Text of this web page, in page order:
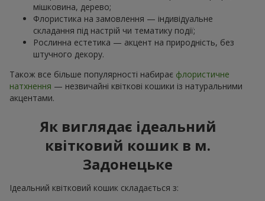
мішковина, дерево;
Флористика на замовлення — індивідуальне
складання під настрій чи тематику події;
Рослинна естетика — акцент на природність, без
штучного декору.
Також все більше популярності набирає флористичне
натхнення — незвичайні квіткові кошики із натуральними
акцентами.
Як виглядає ідеальний
квітковий кошик в м.
Задонецьке
Ідеальний квітковий кошик складається з: